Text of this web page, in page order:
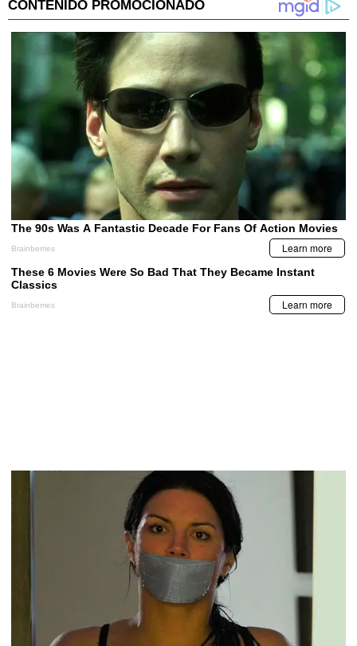
minutes,
54
seconds